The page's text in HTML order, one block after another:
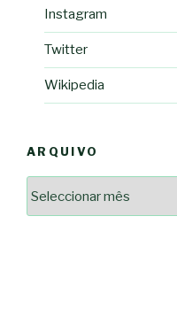
Instagram
Twitter
Wikipedia
ARQUIVO